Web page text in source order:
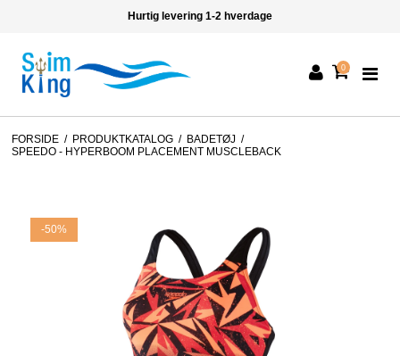
Hurtig levering 1-2 hverdage
0
FORSIDE / PRODUKTKATALOG / BADETØJ /
SPEEDO - HYPERBOOM PLACEMENT MUSCLEBACK
-50%